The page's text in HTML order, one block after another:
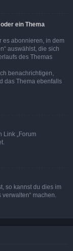
ein Thema
es abonnieren, in dem
auswählst, die sich
des Themas
benachrichtigen,
das Thema ebenfalls
Link „Forum
so kannst du dies im
verwalten“ machen.